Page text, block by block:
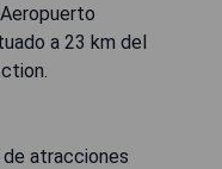
a 23 km del
atracciones